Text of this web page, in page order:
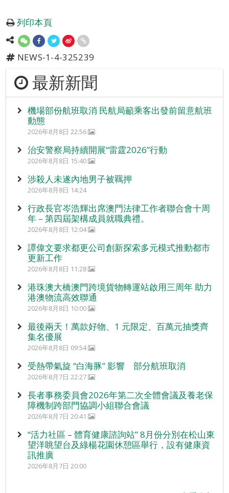
列印本頁
NEWS-1-4-325239
最新新聞
機場部份航班取消 民航局籲乘客出發前留意航班
動態
2026年8月8日 22:56
治安警察局持續開展“雷霆2026”行動
2026年8月8日 15:40
涉殺人未遂內地男子被羈押
2026年8月8日 14:24
行政長官岑浩輝出席澳門法律工作者聯合會十周
年 – 第四屆架構成員就職典禮。
2026年8月8日 12:04
譚偉文要求都更公司創新探索多元模式推動都市
更新工作
2026年8月8日 11:28
港珠澳大橋澳門跨境貨物轉運站啟用三周年 助力
港澳物流高效聯通
2026年8月8日 10:00
最後兩天！萬款好物、1 元限定、百萬元抽獎齊
集名優展
2026年8月8日 09:54
受熱帶氣旋 “白海豚” 影響 部分航班取消
2026年8月7日 22:27
長者事務委員會2026年第二次全體會議及養老保
障機制跨部門協調小組聯合會議
2026年8月7日 20:41
“活力社區 – 體育健康諮詢站” 8月份分別在松山東
望洋眺望台及綠楊花園休憩區舉行，設有健康資
訊推廣
2026年8月7日 20:00